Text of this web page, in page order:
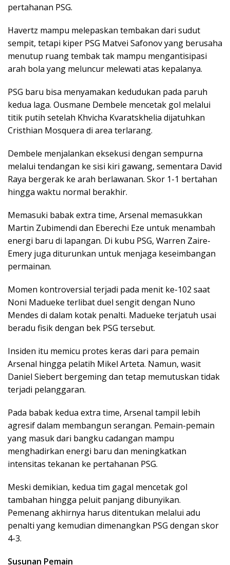
pertahanan PSG.
Havertz mampu melepaskan tembakan dari sudut
sempit, tetapi kiper PSG Matvei Safonov yang berusaha
menutup ruang tembak tak mampu mengantisipasi
arah bola yang meluncur melewati atas kepalanya.
PSG baru bisa menyamakan kedudukan pada paruh
kedua laga. Ousmane Dembele mencetak gol melalui
titik putih setelah Khvicha Kvaratskhelia dijatuhkan
Cristhian Mosquera di area terlarang.
Dembele menjalankan eksekusi dengan sempurna
melalui tendangan ke sisi kiri gawang, sementara David
Raya bergerak ke arah berlawanan. Skor 1-1 bertahan
hingga waktu normal berakhir.
Memasuki babak extra time, Arsenal memasukkan
Martin Zubimendi dan Eberechi Eze untuk menambah
energi baru di lapangan. Di kubu PSG, Warren Zaire-
Emery juga diturunkan untuk menjaga keseimbangan
permainan.
Momen kontroversial terjadi pada menit ke-102 saat
Noni Madueke terlibat duel sengit dengan Nuno
Mendes di dalam kotak penalti. Madueke terjatuh usai
beradu fisik dengan bek PSG tersebut.
Insiden itu memicu protes keras dari para pemain
Arsenal hingga pelatih Mikel Arteta. Namun, wasit
Daniel Siebert bergeming dan tetap memutuskan tidak
terjadi pelanggaran.
Pada babak kedua extra time, Arsenal tampil lebih
agresif dalam membangun serangan. Pemain-pemain
yang masuk dari bangku cadangan mampu
menghadirkan energi baru dan meningkatkan
intensitas tekanan ke pertahanan PSG.
Meski demikian, kedua tim gagal mencetak gol
tambahan hingga peluit panjang dibunyikan.
Pemenang akhirnya harus ditentukan melalui adu
penalti yang kemudian dimenangkan PSG dengan skor
4-3.
Susunan Pemain